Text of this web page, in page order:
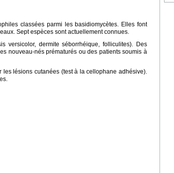
classées parmi les basidiomycètes. Elles font
Sept espèces sont actuellement connues.
versicolor, dermite séborrhéique, folliculites). Des
nouveau-nés prématurés ou des patients soumis à
lésions cutanées (test à la cellophane adhésive).